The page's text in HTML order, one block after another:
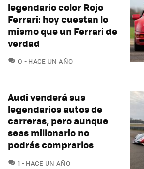
legendario color Rojo
Ferrari: hoy cuestan lo
mismo que un Ferrari de
verdad
0 COMENTARIOS
HACE UN AÑO
Audi venderá sus
legendarios autos de
carreras, pero aunque
seas millonario no
podrás comprarlos
1 COMENTARIOS
HACE UN AÑO